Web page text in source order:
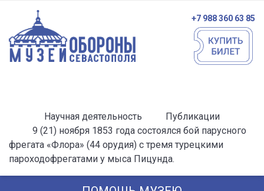
+7 988 360 63 85
Научная деятельность
Публикации
9 (21) ноября 1853 года состоялся бой парусного
фрегата «Флора» (44 орудия) с тремя турецкими
пароходофрегатами у мыса Пицунда.